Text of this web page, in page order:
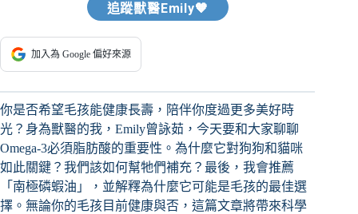
追蹤獸醫Emily🧡
加入為 Google 偏好來源
你是否希望毛孩能健康長壽，陪伴你度過更多美好時
光？身為獸醫的我，Emily曾詠茹，今天要和大家聊聊
Omega-3必須脂肪酸的重要性。為什麼它對狗狗和貓咪
如此關鍵？我們該如何幫牠們補充？最後，我會推薦
「南極磷蝦油」，並解釋為什麼它可能是毛孩的最佳選
擇。無論你的毛孩目前健康與否，這篇文章將帶來科學